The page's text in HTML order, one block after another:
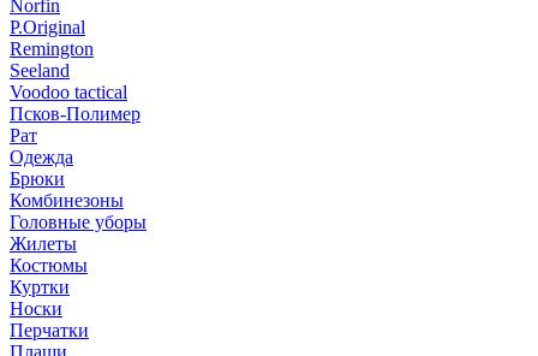
Norfin
P.Original
Remington
Seeland
Voodoo tactical
Псков-Полимер
Рат
Одежда
Брюки
Комбинезоны
Головные уборы
Жилеты
Костюмы
Куртки
Носки
Перчатки
Плащи